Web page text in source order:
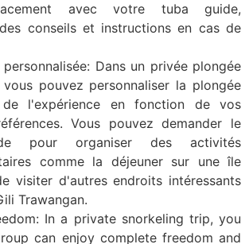
avec votre tuba guide,
conseils et instructions en cas de
personnalisée: Dans un privée plongée
pouvez personnaliser la plongée
l'expérience en fonction de vos
Vous pouvez demander le
pour organiser des activités
comme la déjeuner sur une île
visiter d'autres endroits intéressants
Trawangan.
In a private snorkeling trip, you
can enjoy complete freedom and